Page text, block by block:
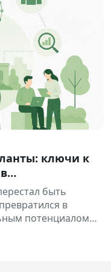
ключи к
быть
в
потенциалом